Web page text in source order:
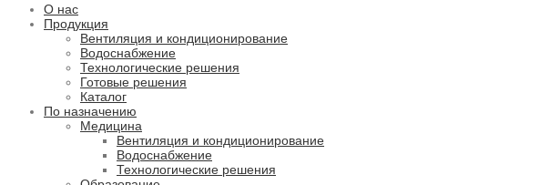
О нас
Продукция
Вентиляция и кондиционирование
Водоснабжение
Технологические решения
Готовые решения
Каталог
По назначению
Медицина
Вентиляция и кондиционирование
Водоснабжение
Технологические решения